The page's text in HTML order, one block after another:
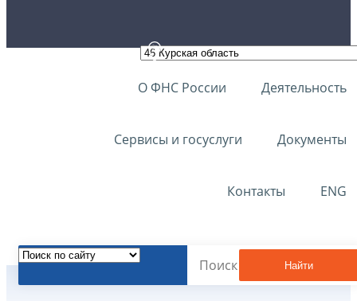
О ФНС России Деятельность
Сервисы и госуслуги Документы
Контакты ENG
Найти